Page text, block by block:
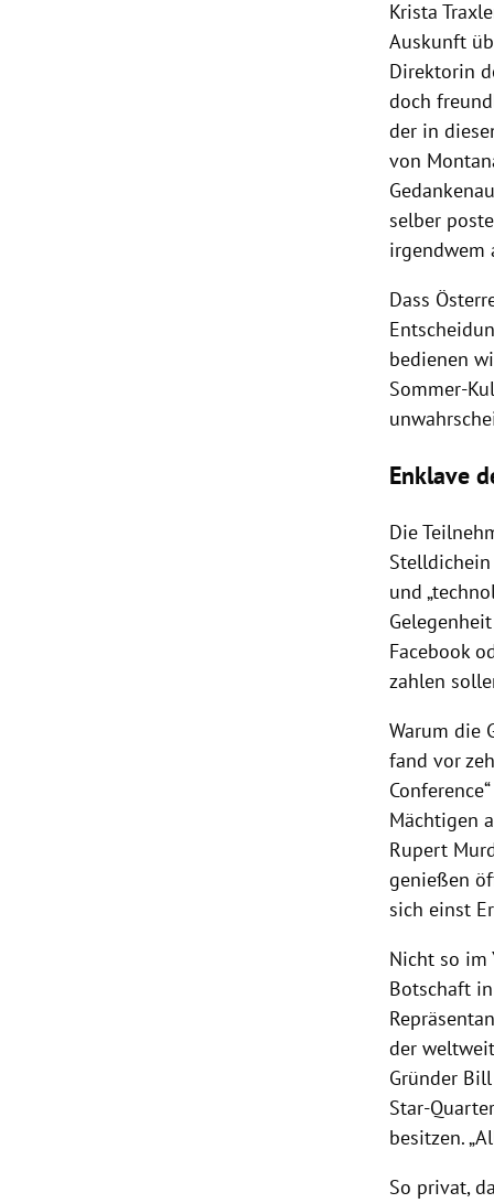
Krista
Auskunft
Direktorin
doch
der in
von
selber
irgendwem
Dass
bedienen
Sommer-
Enklave
Die
Stelldichein
und
Facebook
zahlen
Warum die
fand vor
Mächtigen
Rupert
genießen
sich einst
Nicht so im
Botschaft
der
Gründer
Star-
besitzen.
So privat,